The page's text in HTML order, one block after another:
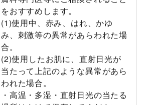
をおすすめします。
(1)使用中、赤み、はれ、かゆ
み、刺激等の異常があらわれた場
合。
(2)使用したお肌に、直射日光が
当たって上記のような異常があら
われた場合。
・高温・多湿・直射日光の当たる